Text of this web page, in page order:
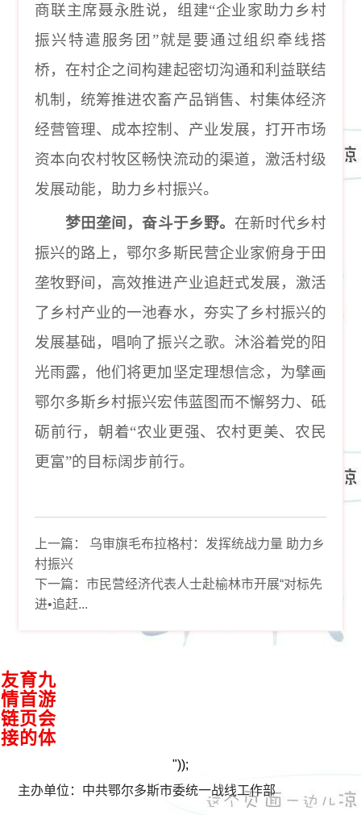
商联主席聂永胜说，组建“企业家助力乡村
振兴特遣服务团 ”就是要通过组织牵线搭
桥，在村企之间构建起密切沟通和利益联结
机制，统筹推进农畜产品销售、村集体经济
经营管理、成本控制、产业发展，打开市场
资本向农村牧区畅快流动的渠道，激活村级
发展动能，助力乡村振兴。
梦田垄间，奋斗于乡野。 在新时代乡村
振兴的路上，鄂尔多斯民营企业家俯身于田
垄牧野间，高效推进产业追赶式发展，激活
了乡村产业的一池春水，夯实了乡村振兴的
发展基础，唱响了振兴之歌。沐浴着党的阳
光雨露，他们将更加坚定理想信念，为擘画
鄂尔多斯乡村振兴宏伟蓝图而不懈努力、砥
砺前行，朝着“农业更强、农村更美、农民
更富”的目标阔步前行。
上一篇： 乌审旗毛布拉格村：发挥统战力量 助力乡
村振兴
下一篇：市民营经济代表人士赴榆林市开展“对标先
进•追赶...
九
游
会
体
育
首
页
的
友
情
链
"));
主办单位：中共鄂尔多斯市委统一战线工作部